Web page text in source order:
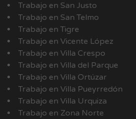
Trabajo en San Justo
Trabajo en San Telmo
Trabajo en Tigre
Trabajo en Vicente López
Trabajo en Villa Crespo
Trabajo en Villa del Parque
Trabajo en Villa Ortúzar
Trabajo en Villa Pueyrredón
Trabajo en Villa Urquiza
Trabajo en Zona Norte